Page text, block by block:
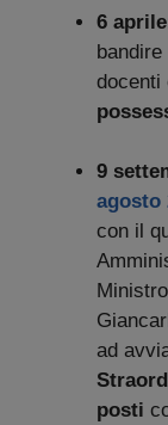
6 aprile
docenti
9
agosto
con il
ad
posti